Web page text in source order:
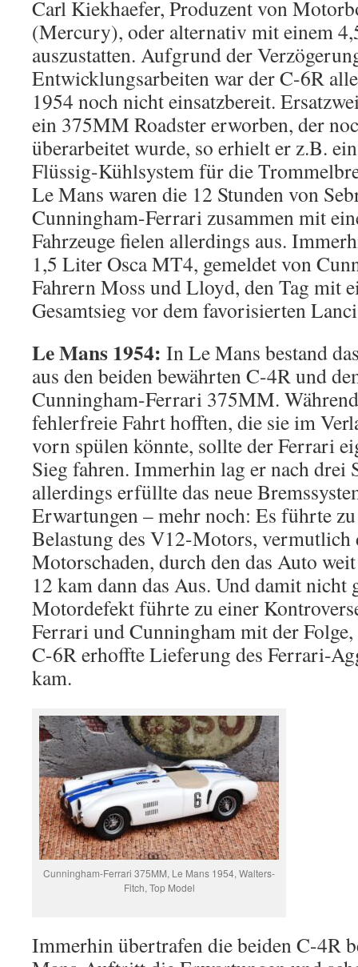
Carl Kiekhaefer, Produzent von
(Mercury), oder alternativ mit einem
auszustatten. Aufgrund der
Entwicklungsarbeiten war der C-6R
1954 noch nicht einsatzbereit.
ein 375MM Roadster erworben, der
überarbeitet wurde, so erhielt er z.B.
Flüssig-Kühlsystem für die
Le Mans waren die 12 Stunden von
Cunningham-Ferrari zusammen mit
Fahrzeuge fielen allerdings aus.
1,5 Liter Osca MT4, gemeldet von
Fahrern Moss und Lloyd, den Tag mit
Gesamtsieg vor dem favorisierten
Le Mans 1954: In Le Mans bestand
aus den beiden bewährten C-4R und
Cunningham-Ferrari 375MM.
fehlerfreie Fahrt hofften, die sie im
vorn spülen könnte, sollte der Ferrari
Sieg fahren. Immerhin lag er nach drei
allerdings erfüllte das neue
Erwartungen – mehr noch: Es führte
Belastung des V12-Motors, vermutlich
Motorschaden, durch den das Auto
12 kam dann das Aus. Und damit nicht
Motordefekt führte zu einer
Ferrari und Cunningham mit der Folge,
C-6R erhoffte Lieferung des Ferrari-
kam.
Cunningham-Ferrari 375MM, Le Mans 1954, Walters-
Fitch, Top Model
Immerhin übertrafen die beiden C-4R